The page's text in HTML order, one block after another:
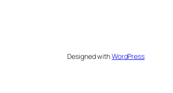
Designed withWordPress